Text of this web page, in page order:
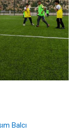
Balcı